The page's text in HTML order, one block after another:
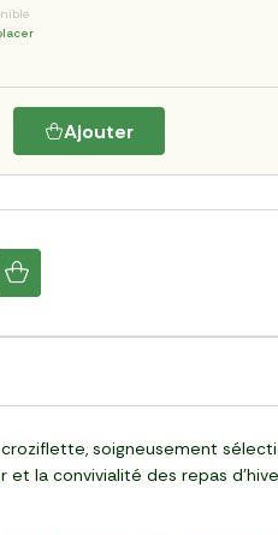
Ajouter
soigneusement
la convivialité des repas